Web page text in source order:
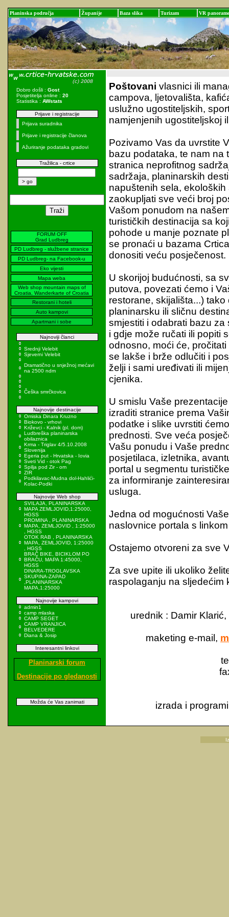
Planinska područja Županije Baza slika Turizam VR panorame
Dobro došli : Gost
Posjetitelja online : 20
Statistika : AWstats
Prijave i registracije
Prijava suradnika
Prijave i registracije članova
Ažuriranje podataka gradovi
Tražilica - crtice
FORUM OFF
Grad Ludbreg
PD Ludbreg - službene stranice
PD Ludbreg- na Facebook-u
Eko vijesti
Mapa weba
Web shop mountain maps of
Croatia, Wanderkarte of Croatia
Restorani i hoteli
Auto kampovi
Apartmani i sobe
Najnoviji članci
Srednji Velebit
Sjeverni Velebit
Dramatično u snježnoj mećavi
na 2500 ndm
Češka smrčkovica
Najnovije destinacije
Omiska Dinara Kruzno
Biokovo - vrhovi
Križevci - Kalnik (pl. dom)
Ludbreška planinarska
obilaznica
Krma - Triglav 4/5.10.2008
Slovenija
Egeria put - Hrvatska - Iovia
Sveti Vid - otok Pag
Spilja pod Zir - om
ZIR
Podkilavac-Mudna dol-Hahlići-
Kolac-Podki
Najnovije Web shop
SVILAJA, PLANINARSKA
MAPA ZEMLJOVID,1:25000,
HGSS
PROMINA , PLANINARSKA
MAPA, ZEMLJOVID , 1:25000
, HGSS
OTOK RAB , PLANINARSKA
MAPA, ZEMLJOVID, 1:25000
, HGSS
BRAČ BIKE, BICIKLOM PO
BRAČU, MAPA 1:45000,
HGSS
DINARA-TROGLAVSKA
SKUPINA-ZAPAD
,PLANINARSKA
MAPA,1:25000
Najnovije kampovi
admin1
camp mlaska
CAMP SEGET
CAMP VRANJICA
BELVEDERE
Diana & Josip
Interesantni linkovi
Planinarski forum
Destinacije po gledanosti
Možda će Vas zanimati
Poštovani vlasnici ili
campova, ljetovališta,
uslužno ugostiteljskih,
namjenjenih ugostiteljskoj
Pozivamo Vas da uvrstite
bazu podataka, te nam
stranica neprofitnog
sadržaja, planinarskih
napuštenih sela,
zaokupljati sve veći broj
Vašom ponudom na
turističkih destinacija sa
pohode u manje poznate
se pronaći u bazama
donositi veću posječenost.
U skorijoj budućnosti, sa
putova, povezati ćemo i
restorane, skijališta...)
planinarsku ili sličnu
smjestiti i odabrati bazu
i gdje može ručati ili popiti
odnosno, moći će,
se lakše i brže odlučiti i
želji i sami uređivati ili
cjenika.
U smislu Vaše
izraditi stranice prema
podatke i slike uvrstiti
prednosti. Sve veća
Vašu ponudu i Vaše
posjetilaca, izletnika,
portal u segmentu
za informiranje
usluga.
Jedna od mogućnosti
naslovnice portala s
Ostajemo otvoreni za sve
Za sve upite ili ukoliko
raspolaganju na sljedećim
urednik : Damir Klarić,
maketing e-mail,
izrada i